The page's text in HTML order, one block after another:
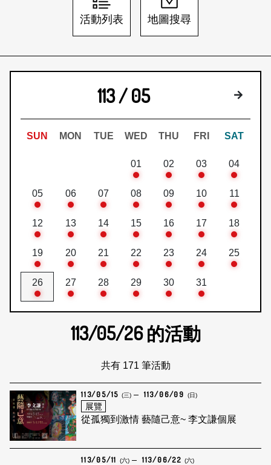
活動列表 地圖搜尋
113 / 05 下個月
SUN MON TUE WED THU FRI SAT
01 02 03 04
05 06 07 08 09 10 11
12 13 14 15 16 17 18
19 20 21 22 23 24 25
26 27 28 29 30 31
113/05/26的活動
共有 171 筆活動
113/05/15 (三) 113/06/09 (日)
展覽
從孤獨到激情 藝隨己意~ 李文謙個展
113/05/11 (六) 113/06/22 (六)